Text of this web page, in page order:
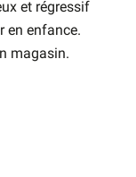
et régressif
en enfance.
magasin.